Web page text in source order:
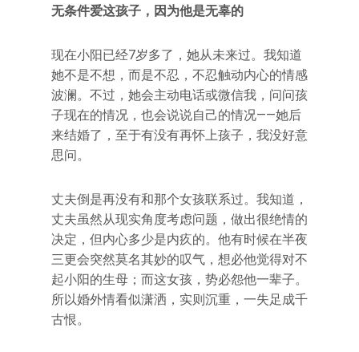
无条件爱这孩子，因为他是无辜的
现在小阳已经7岁多了，她从未来过。我知道
她不是不想，而是不忍，不忍触动内心的情感
波澜。不过，她会主动电话或微信我，问问孩
子现在的情况，也会说说自己的情况——她后
来结婚了，至于有没有再怀上孩子，我没好意
思问。
丈夫倒是再没有和那个女孩联系过。我知道，
丈夫虽然从现实角度考虑问题，做出很绝情的
决定，但内心多少是内疚的。他有时候在半夜
三更会突然莫名其妙的叹气，想必他觉得对不
起小阳的生母；而这女孩，势必怨他一辈子。
所以婚外情看似潇洒，实则沉重，一失足成千
古恨。